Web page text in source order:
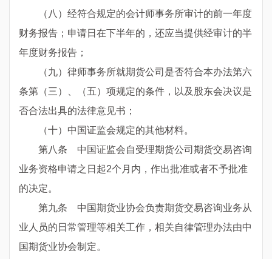
（八）经符合规定的会计师事务所审计的前一年度
财务报告；申请日在下半年的，还应当提供经审计的半
年度财务报告；
（九）律师事务所就期货公司是否符合本办法第六
条第（三）、（五）项规定的条件，以及股东会决议是
否合法出具的法律意见书；
（十）中国证监会规定的其他材料。
第八条 中国证监会自受理期货公司期货交易咨询
业务资格申请之日起2个月内，作出批准或者不予批准
的决定。
第九条 中国期货业协会负责期货交易咨询业务从
业人员的日常管理等相关工作，相关自律管理办法由中
国期货业协会制定。